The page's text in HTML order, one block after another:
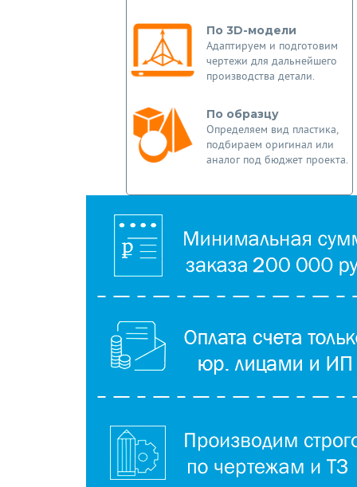
По 3D-модели
Адаптируем и подготовим
чертежи для дальнейшего
производства детали.
По образцу
Определяем вид пластика,
подбираем оригинал или
аналог под бюджет проекта.